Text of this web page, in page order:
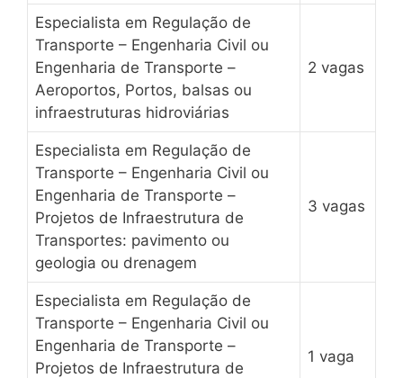
Especialista em Regulação de
Transporte – Engenharia Civil ou
Engenharia de Transporte –
Aeroportos, Portos, balsas ou
infraestruturas hidroviárias
2 vagas
Especialista em Regulação de
Transporte – Engenharia Civil ou
Engenharia de Transporte –
Projetos de Infraestrutura de
Transportes: pavimento ou
geologia ou drenagem
3 vagas
Especialista em Regulação de
Transporte – Engenharia Civil ou
Engenharia de Transporte –
Projetos de Infraestrutura de
1 vaga